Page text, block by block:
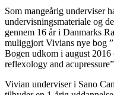
Som mangeårig underviser
undervisningsmateriale og
gennem 16 år i Danmarks
muliggjort Vivians nye bog
Bogen udkom i august 2016
reflexology and
Vivian underviser i Sano